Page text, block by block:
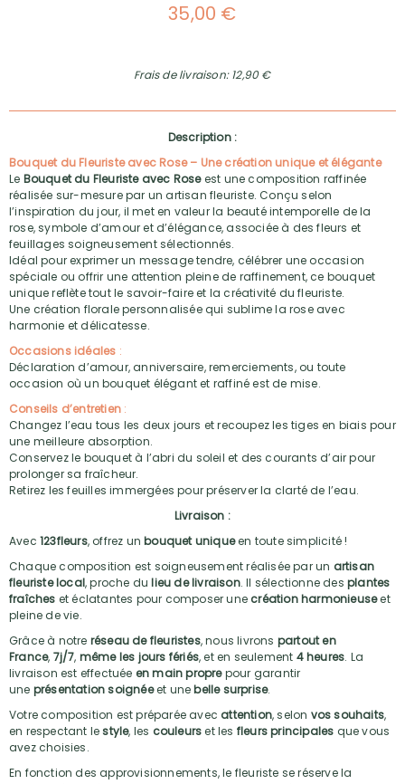
35,00 €
Frais de livraison: 12,90 €
Description :
Bouquet du Fleuriste avec Rose – Une création unique et élégante
Le Bouquet du Fleuriste avec Roseest une composition raffinée
réalisée sur-mesure par un artisan fleuriste. Conçu selon
l’inspiration du jour, il met en valeur la beauté intemporelle de la
rose, symbole d’amour et d’élégance, associée à des fleurs et
feuillages soigneusement sélectionnés.
Idéal pour exprimer un message tendre, célébrer une occasion
spéciale ou offrir une attention pleine de raffinement, ce bouquet
unique reflète tout le savoir-faire et la créativité du fleuriste.
Une création florale personnalisée qui sublime la rose avec
harmonie et délicatesse.
Occasions idéales :
Déclaration d’amour, anniversaire, remerciements, ou toute
occasion où un bouquet élégant et raffiné est de mise.
Conseils d’entretien :
Changez l’eau tous les deux jours et recoupez les tiges en biais pour
une meilleure absorption.
Conservez le bouquet à l’abri du soleil et des courants d’air pour
prolonger sa fraîcheur.
Retirez les feuilles immergées pour préserver la clarté de l’eau.
Livraison :
Avec 123fleurs, offrez unbouquet uniqueen toute simplicité !
Chaque composition est soigneusement réalisée par un artisan
fleuriste local, proche dulieu de livraison. Il sélectionne desplantes
fraîches et éclatantes pour composer une création harmonieuseet
pleine de vie.
Grâce à notre réseau de fleuristes, nous livrons partout en
France, 7j/7, même les jours fériés, et en seulement 4 heures. La
livraison est effectuée en main proprepour garantir
une présentation soignéeet unebelle surprise.
Votre composition est préparée avec attention, selon vos souhaits,
en respectant lestyle, les couleurset les fleurs principales que vous
avez choisies.
En fonction des approvisionnements, le fleuriste se réserve la